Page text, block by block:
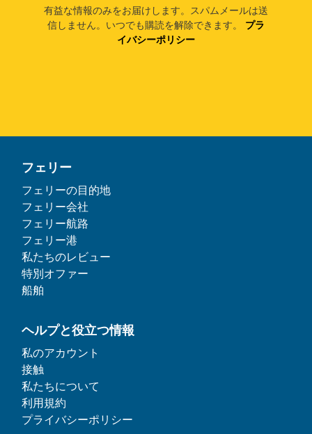
有益な情報のみをお届けします。スパムメールは送
信しません。いつでも購読を解除できます。
プラ
イバシーポリシー
フェリー
フェリーの目的地
フェリー会社
フェリー航路
フェリー港
私たちのレビュー
特別オファー
船舶
ヘルプと役立つ情報
私のアカウント
接触
私たちについて
利用規約
プライバシーポリシー